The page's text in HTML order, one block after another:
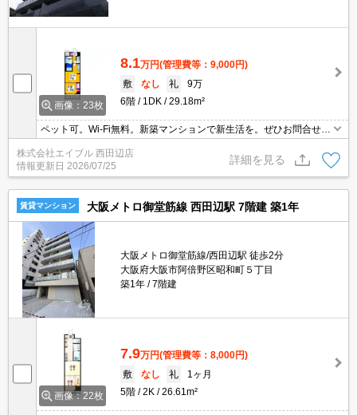
画像：23枚
8.1万円(管理費等：9,000円)
敷
なし 礼
9万
6階
1DK 29.18m²
ペット可。Wi-Fi無料。新築マンションで新生活を。ぜひお問合せく
ださい。
株式会社エイブル 西田辺店
情報更新日 2026/07/25
詳細を見る
賃貸マンション 大阪メトロ御堂筋線 西田辺駅 7階建 築1年
大阪メトロ御堂筋線/西田辺駅 徒歩2分
大阪府大阪市阿倍野区昭和町５丁目
築1年
7階建
画像：22枚
7.9万円(管理費等：8,000円)
敷
なし 礼
1ヶ月
5階
2K 26.61m²